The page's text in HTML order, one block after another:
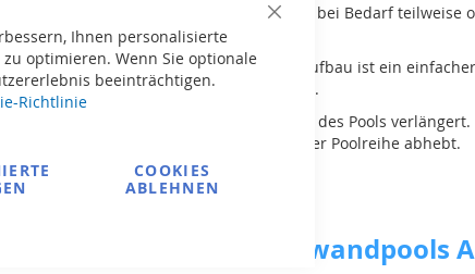
Close
Ihnen personalisierte
optimieren. Wenn Sie optionale
beeinträchtigen.
Richtlinie
COOKIES
ABLEHNEN
auf dem Boden konzipiert, kann jedoch bei Bedarf teilweise
bei allen Pools der Rahmenserie. Der Aufbau ist ein
und interessanten Aufgabe.
Beschichtung, die die Lebensdauer des Pools verlängert.
verleiht und ihn von anderen Modellen der Poolreihe abhebt.
Die für den Bau des Stahlwandpools